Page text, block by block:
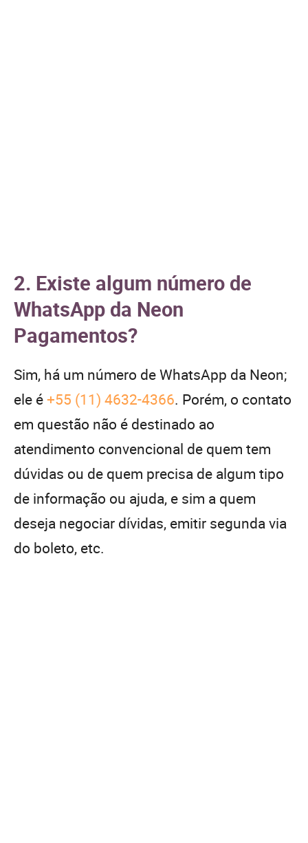
2. Existe algum número de
WhatsApp da Neon
Pagamentos?
Sim, há um número de WhatsApp da Neon;
ele é+55 (11) 4632-4366. Porém, o contato
em questão não é destinado ao
atendimento convencional de quem tem
dúvidas ou de quem precisa de algum tipo
de informação ou ajuda, e sim a quem
deseja negociar dívidas, emitir segunda via
do boleto, etc.